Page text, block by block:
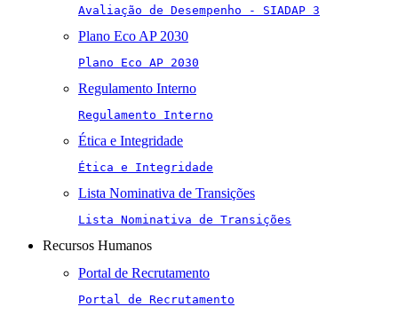
Avaliação de Desempenho - SIADAP 3
Plano Eco AP 2030
Plano Eco AP 2030
Regulamento Interno
Regulamento Interno
Ética e Integridade
Ética e Integridade
Lista Nominativa de Transições
Lista Nominativa de Transições
Recursos Humanos
Portal de Recrutamento
Portal de Recrutamento